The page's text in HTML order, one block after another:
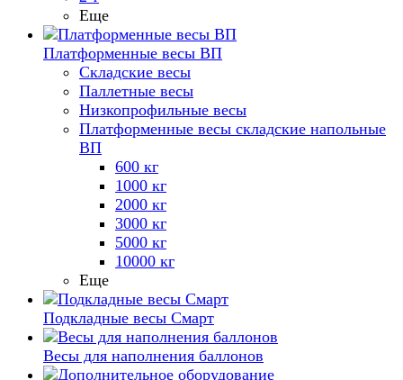
Еще
Платформенные весы ВП
Складские весы
Паллетные весы
Низкопрофильные весы
Платформенные весы складские напольные
ВП
600 кг
1000 кг
2000 кг
3000 кг
5000 кг
10000 кг
Еще
Подкладные весы Смарт
Весы для наполнения баллонов